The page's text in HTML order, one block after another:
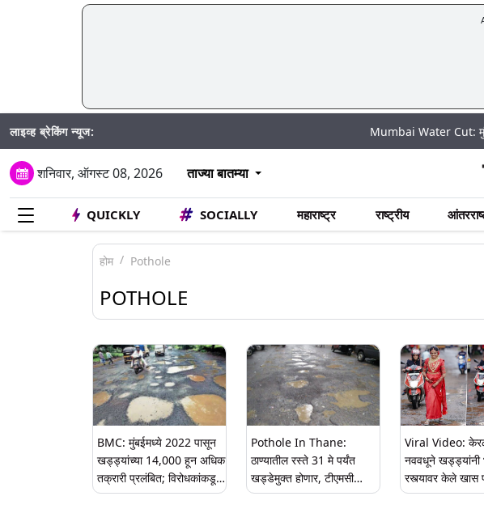
लाइव्ह ब्रेकिंग न्यूज: Mumbai Water Cut: मुंबई मध्ये
शनिवार, ऑगस्ट 08, 2026 ताज्या बातम्या
QUICKLY SOCIALLY महाराष्ट्र राष्ट्रीय
होम Pothole
POTHOLE
BMC: मुंबईमध्ये 2022 पासून
खड्ड्यांच्या 14,000 हून अधिक
तक्रारी प्रलंबित; विरोधकांकडून
BMC वर टीका
Pothole In Thane:
ठाण्यातील रस्ते 31 मे पर्यंत
खड्डेमुक्त होणार, टीएमसी
आयुक्तांचा दावा
Viral Video:
नववधूने खड्ड्यांनी
रस्त्यावर केले खास
Watch